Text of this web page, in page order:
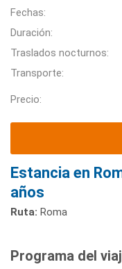
Fechas:
Duración:
Traslados nocturnos:
Transporte:
Precio:
Estancia en
años
Ruta: Roma
Programa del